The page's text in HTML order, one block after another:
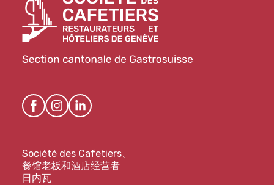
Société des Cafetiers、
餐馆老板和酒店经营者
日内瓦